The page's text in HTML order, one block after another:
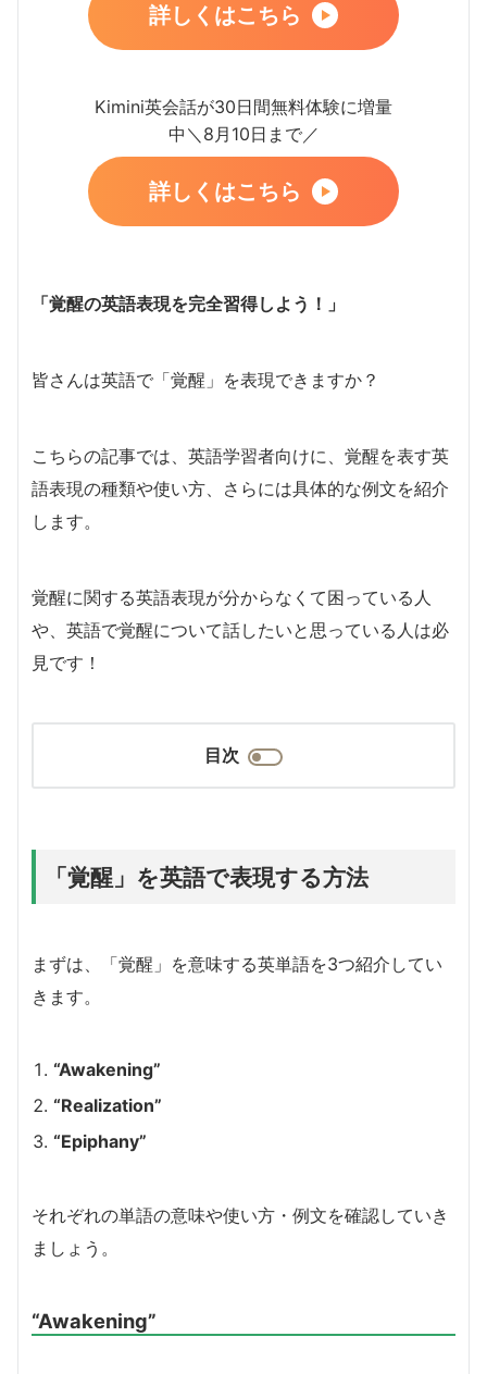
詳しくはこちら
Kimini英会話が30日間無料体験に増量
中＼8月10日まで／
詳しくはこちら
「覚醒の英語表現を完全習得しよう！」
皆さんは英語で「覚醒」を表現できますか？
こちらの記事では、英語学習者向けに、覚醒を表す英
語表現の種類や使い方、さらには具体的な例文を紹介
します。
覚醒に関する英語表現が分からなくて困っている人
や、英語で覚醒について話したいと思っている人は必
見です！
目次
「覚醒」を英語で表現する方法
まずは、「覚醒」を意味する英単語を3つ紹介してい
きます。
“Awakening”
“Realization”
“Epiphany”
それぞれの単語の意味や使い方・例文を確認していき
ましょう。
“Awakening”